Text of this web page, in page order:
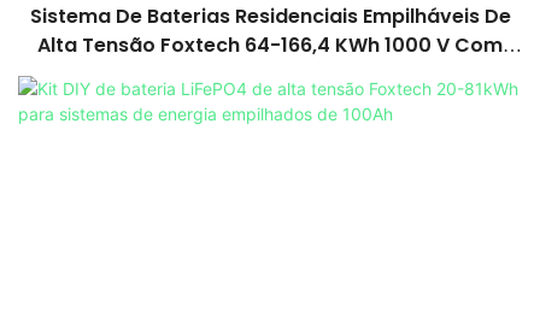
Sistema De Baterias Residenciais Empilháveis ​​de
Alta Tensão Foxtech 64-166,4 KWh 1000 V Com
Bateria LiFePO4 De Grau A Para Uso Doméstico.